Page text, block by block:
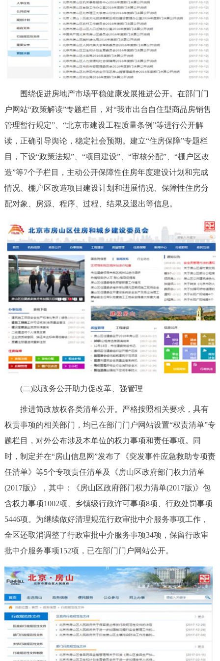
围绕促进房地产市场平稳健康发展推进公开。在部门门
户网站“政策解读”专题栏目，对“我市出台自住型商品房销售
管理暂行规定”、“北京市建设工程质量条例”等进行公开解
读，正确引导舆论，稳定社会预期。建立“住房保障”专题栏
目，下设“政策法规”、“项目建设”、“审核分配”、“棚户区改
造”等7个子栏目，主动公开保障性住房年度建设计划和完成
情况、棚户区改造项目建设计划和进展情况、保障性住房分
配对象、房源、程序、过程、结果及退出等信息。
(二)以政务公开助力促改革、强管理
推进简政放权各类清单公开。严格按照相关要求，具有
权责事项的相关部门，均已在部门门户网站设置“权责清单”专
题栏目，对外公布涉及本单位的权力事项和责任事项。同
时，制定并在“房山信息网”发布了《突发事件应急救助专项责
任清单》等5个专项责任清单及《房山区政府部门权力清单
(2017版)》，其中：《房山区政府部门权力清单(2017版)》包
含权力事项1002项、乡镇级行政许可事项8项、行政处罚事项
5446项。为继续做好清理规范行政审批中介服务事项工作，
全区还取消调整了行政审批中介服务事项34项，保留行政审
批中介服务事项152项，已在部门门户网站公开。